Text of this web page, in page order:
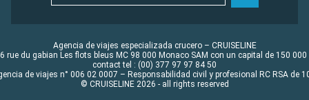
Agencia de viajes especializada crucero – CRUISELINE
rue du gabian Les flots bleus MC 98 000 Monaco SAM con un capital de 150 000
contact tel : (00) 377 97 97 84 50
de viajes n° 006 02 0007 – Responsabilidad civil y profesional RC RSA de
© CRUISELINE 2026 - all rights reserved